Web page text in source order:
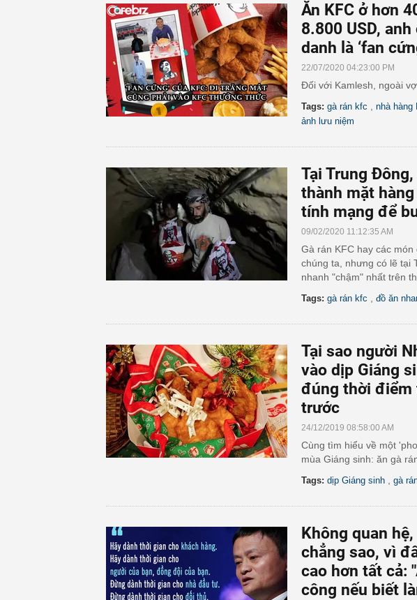
Ăn KFC ở hơn
8.800 USD,
danh là ‘fan
22/07/2020 04:23:00 PM
Đối với Kamlesh, ngoài
Tags: gà rán kfc nhà hàng
ảnh lưu niệm
Tại Trung
thành mặt
tính mạng để
09/02/2020 11:12:35 AM
Gà rán KFC hay các
chúng ta, nhưng có lẽ tại
nhanh "chậm" nhất trên
Tags: gà rán kfc đồ ăn
Tại sao người
vào dịp Giáng
đúng thời điểm
trước
24/12/2019 08:58:00 AM
Cùng tìm hiểu về một
mùa Giáng sinh: ăn gà
Tags: dịp Giáng sinh gà
Không quan
chẳng sao, vì
cao hơn tất cả:
công nếu biết